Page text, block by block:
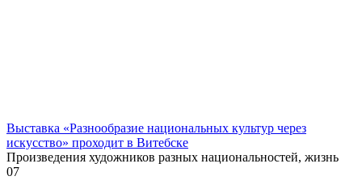
Выставка «Разнообразие национальных культур через
искусство» проходит в Витебске
Произведения художников разных национальностей, жизнь
07